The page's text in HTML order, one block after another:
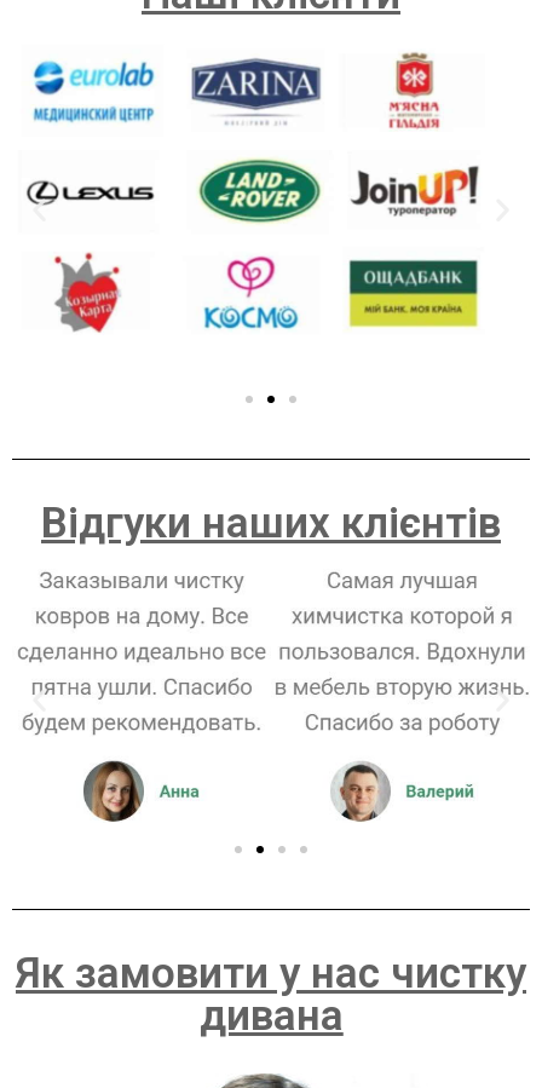
Відгуки наших клієнтів
Як замовити у нас чистку
дивана